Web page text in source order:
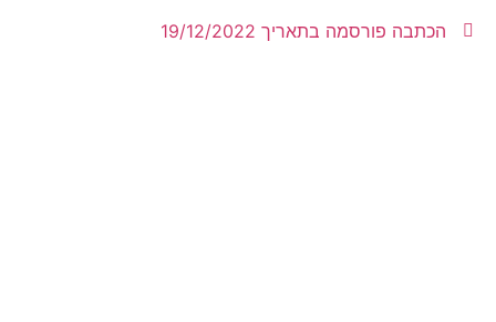
הכתבה פורסמה בתאריך 19/12/2022